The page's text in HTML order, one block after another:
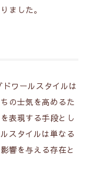
ました。
ワールスタイルは
の士気を高めるた
表現する手段とし
スタイルは単なる
響を与える存在と